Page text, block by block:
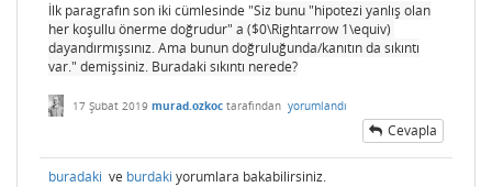
İlk paragrafın son iki cümlesinde "Siz bunu "hipotezi yanlış olan
her koşullu önerme doğrudur" a ($0\Rightarrow 1\equiv)
dayandırmışsınız. Ama bunun doğruluğunda/kanıtın da sıkıntı
var." demişsiniz. Buradaki sıkıntı nerede?
17 Şubat 2019 murad.ozkoc tarafından yorumlandı
Cevapla
buradaki ve burdaki yorumlara bakabilirsiniz.